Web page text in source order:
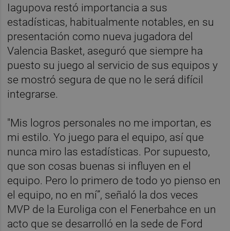
Iagupova restó importancia a sus
estadísticas, habitualmente notables, en su
presentación como nueva jugadora del
Valencia Basket, aseguró que siempre ha
puesto su juego al servicio de sus equipos y
se mostró segura de que no le será difícil
integrarse.
"Mis logros personales no me importan, es
mi estilo. Yo juego para el equipo, así que
nunca miro las estadísticas. Por supuesto,
que son cosas buenas si influyen en el
equipo. Pero lo primero de todo yo pienso en
el equipo, no en mí”, señaló la dos veces
MVP de la Euroliga con el Fenerbahce en un
acto que se desarrolló en la sede de Ford